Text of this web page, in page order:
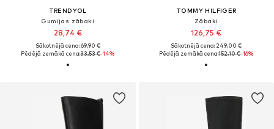
TRENDYOL
Gumijas zābaki
28,74 €
Sākotnējā cena: 69,90 €
Pēdējā zemākā cena:33,53 €-14%
TOMMY HILFIGER
Zābaki
126,75 €
Sākotnējā cena: 249,00 €
Pēdējā zemākā cena:152,10 €-16%